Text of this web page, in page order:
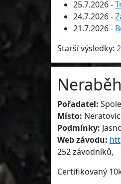
25.7.2026 -
24.7.2026 -
21.7.2026 -
Starší výsledky:
Pořadatel:
Místo:
Podmínky:
Web závodu:
252 závodníků,
Certifikovaný